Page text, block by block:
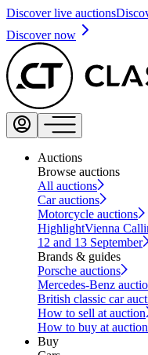
Discover live auctions
Discover now
Auctions
Browse auctions
All auctions
Car auctions
Motorcycle auctions
HighlightVienna
12 and 13 September
Brands & guides
Porsche auctions
Mercedes-Benz
British classic car
How to sell at auction
How to buy at auction
Buy